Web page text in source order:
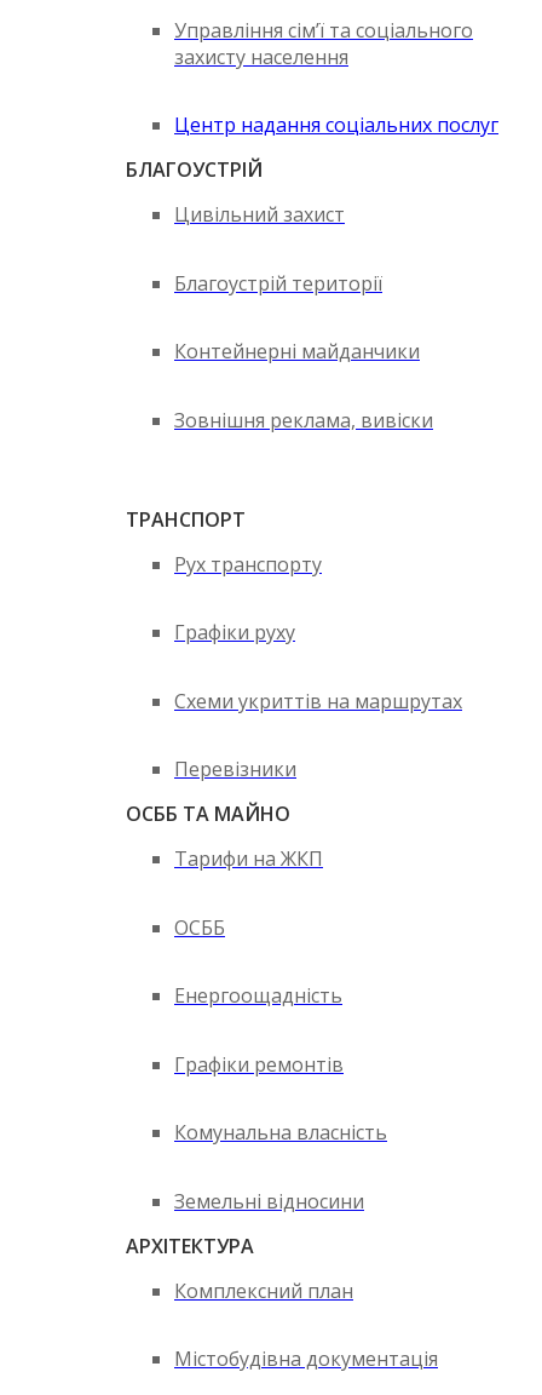
Управління сім’ї та соціального
захисту населення
Центр надання соціальних послуг
БЛАГОУСТРІЙ
Цивільний захист
Благоустрій території
Контейнерні майданчики
Зовнішня реклама, вивіски
ТРАНСПОРТ
Рух транспорту
Графіки руху
Схеми укриттів на маршрутах
Перевізники
ОСББ ТА МАЙНО
Тарифи на ЖКП
ОСББ
Енергоощадність
Графіки ремонтів
Комунальна власність
Земельні відносини
АРХІТЕКТУРА
Комплексний план
Містобудівна документація